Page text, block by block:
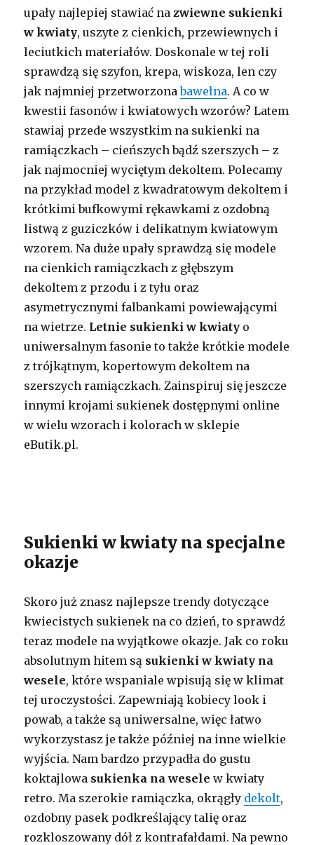
upały najlepiej stawiać nazwiewne sukienki
w kwiaty, uszyte z cienkich, przewiewnych i
leciutkich materiałów. Doskonale w tej roli
sprawdzą się szyfon, krepa, wiskoza, len czy
jak najmniej przetworzonabawełna. A co w
kwestii fasonów i kwiatowych wzorów? Latem
stawiaj przede wszystkim na sukienki na
ramiączkach – cieńszych bądź szerszych – z
jak najmocniej wyciętym dekoltem. Polecamy
na przykład model z kwadratowym dekoltem i
krótkimi bufkowymi rękawkami z ozdobną
listwą z guziczków i delikatnym kwiatowym
wzorem. Na duże upały sprawdzą się modele
na cienkich ramiączkach z głębszym
dekoltem z przodu i z tyłu oraz
asymetrycznymi falbankami powiewającymi
na wietrze. Letnie sukienki w kwiaty o
uniwersalnym fasonie to także krótkie modele
z trójkątnym, kopertowym dekoltem na
szerszych ramiączkach. Zainspiruj się jeszcze
innymi krojami sukienek dostępnymi online
w wielu wzorach i kolorach w sklepie
eButik.pl.
Sukienki w kwiaty na specjalne
okazje
Skoro już znasz najlepsze trendy dotyczące
kwiecistych sukienek na co dzień, to sprawdź
teraz modele na wyjątkowe okazje. Jak co roku
absolutnym hitem są sukienki w kwiaty na
wesele, które wspaniale wpisują się w klimat
tej uroczystości. Zapewniają kobiecy look i
powab, a także są uniwersalne, więc łatwo
wykorzystasz je także później na inne wielkie
wyjścia. Nam bardzo przypadła do gustu
koktajlowa sukienka na wesele w kwiaty
retro. Ma szerokie ramiączka, okrągły dekolt,
ozdobny pasek podkreślający talię oraz
rozkloszowany dół z kontrafałdami. Na pewno